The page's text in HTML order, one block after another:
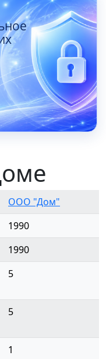
ООО "Дом"
1990
1990
5
5
1